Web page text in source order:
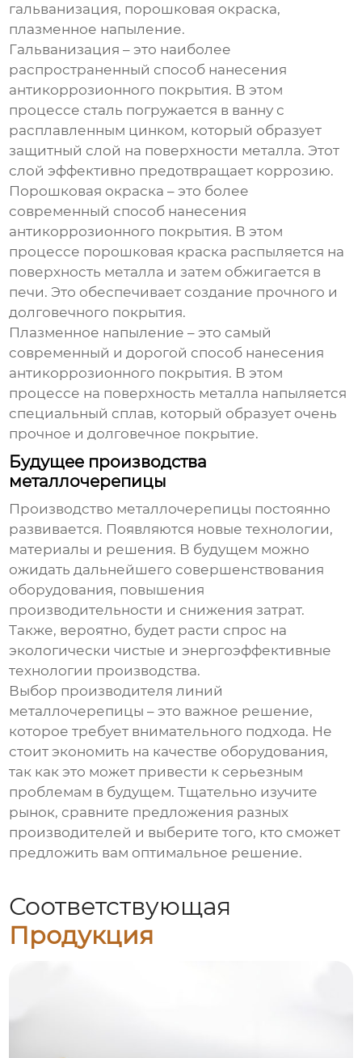
гальванизация, порошковая окраска,
плазменное напыление.
Гальванизация – это наиболее
распространенный способ нанесения
антикоррозионного покрытия. В этом
процессе сталь погружается в ванну с
расплавленным цинком, который образует
защитный слой на поверхности металла. Этот
слой эффективно предотвращает коррозию.
Порошковая окраска – это более
современный способ нанесения
антикоррозионного покрытия. В этом
процессе порошковая краска распыляется на
поверхность металла и затем обжигается в
печи. Это обеспечивает создание прочного и
долговечного покрытия.
Плазменное напыление – это самый
современный и дорогой способ нанесения
антикоррозионного покрытия. В этом
процессе на поверхность металла напыляется
специальный сплав, который образует очень
прочное и долговечное покрытие.
Будущее производства
металлочерепицы
Производство металлочерепицы постоянно
развивается. Появляются новые технологии,
материалы и решения. В будущем можно
ожидать дальнейшего совершенствования
оборудования, повышения
производительности и снижения затрат.
Также, вероятно, будет расти спрос на
экологически чистые и энергоэффективные
технологии производства.
Выбор производителя линий
металлочерепицы – это важное решение,
которое требует внимательного подхода. Не
стоит экономить на качестве оборудования,
так как это может привести к серьезным
проблемам в будущем. Тщательно изучите
рынок, сравните предложения разных
производителей и выберите того, кто сможет
предложить вам оптимальное решение.
Соответствующая
Продукция